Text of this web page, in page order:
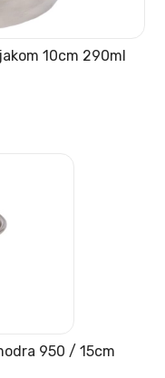
10cm 290ml
950 / 15cm